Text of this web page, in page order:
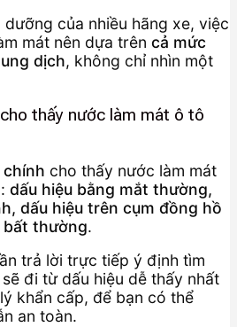
của nhiều hãng xe, việc
mát nên dựa trên cả mức
dịch, không chỉ nhìn một
thấy nước làm mát ô tô
chính cho thấy nước làm mát
dấu hiệu bằng mắt thường,
dấu hiệu trên cụm đồng hồ
bất thường.
trả lời trực tiếp ý định tìm
đi từ dấu hiệu dễ thấy nhất
khẩn cấp, để bạn có thể
an toàn.